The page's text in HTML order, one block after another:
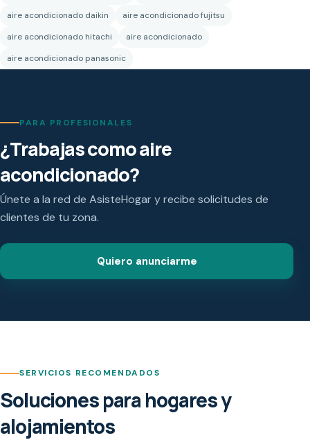
aire acondicionado daikin
aire acondicionado fujitsu
aire acondicionado hitachi
aire acondicionado
aire acondicionado panasonic
PARA PROFESIONALES
¿Trabajas como aire
acondicionado?
Únete a la red de AsisteHogar y recibe solicitudes de
clientes de tu zona.
Quiero anunciarme
SERVICIOS RECOMENDADOS
Soluciones para hogares y
alojamientos